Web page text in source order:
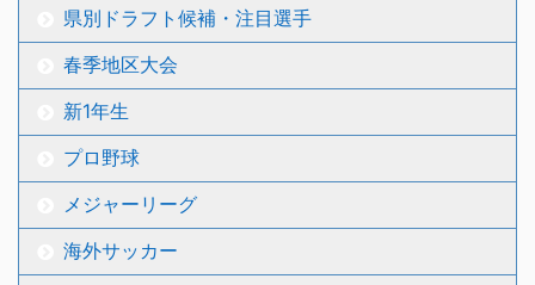
県別ドラフト候補・注目選手
春季地区大会
新1年生
プロ野球
メジャーリーグ
海外サッカー